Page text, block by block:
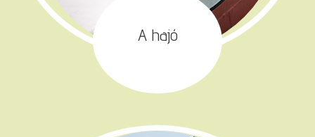
A hajó